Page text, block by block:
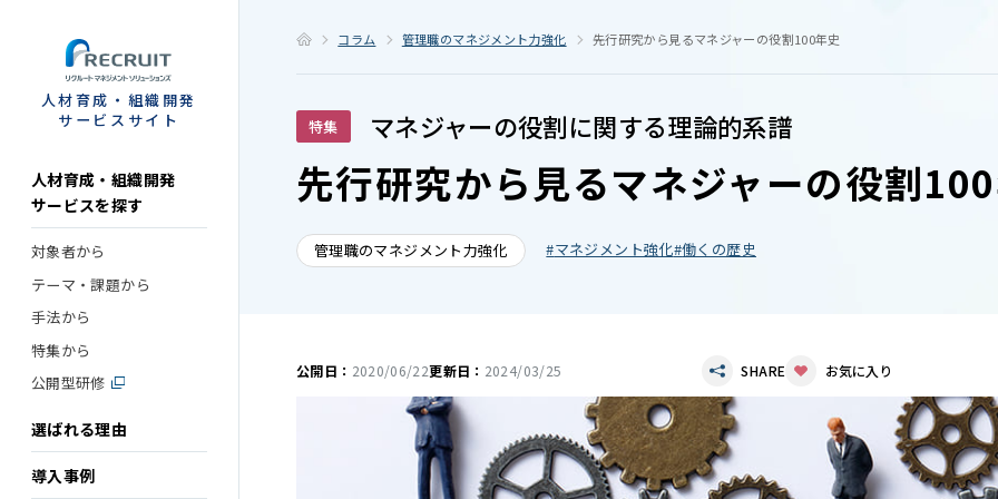
人材育成・組織開発
サービスサイト
人材育成・組織開発
サービスを探す
対象者から
テーマ・課題から
手法から
特集から
公開型研修
選ばれる理由
導入事例
コラム 管理職のマネジメント力強化 先行研究から見るマネジャーの役割100年史
特集 マネジャーの役割に関する理論的系譜
先行研究から見るマネジャーの役割
管理職のマネジメント力強化 マネジメント強化 働くの歴史
公開日： 2020/06/22更新日： 2024/03/25 SHARE お気に入り